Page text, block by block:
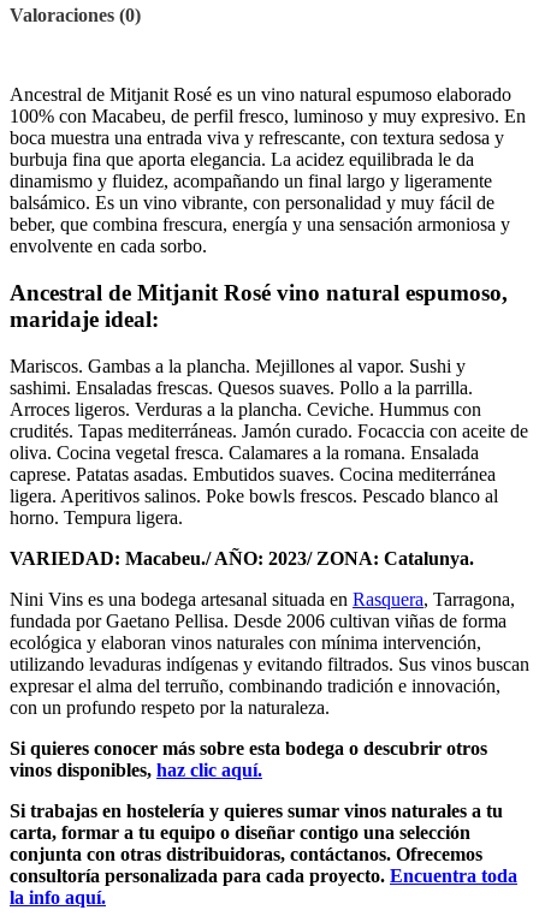
Valoraciones (0)
Ancestral de Mitjanit Rosé es un vino natural espumoso elaborado
100% con Macabeu, de perfil fresco, luminoso y muy expresivo. En
boca muestra una entrada viva y refrescante, con textura sedosa y
burbuja fina que aporta elegancia. La acidez equilibrada le da
dinamismo y fluidez, acompañando un final largo y ligeramente
balsámico. Es un vino vibrante, con personalidad y muy fácil de
beber, que combina frescura, energía y una sensación armoniosa y
envolvente en cada sorbo.
Ancestral de Mitjanit Rosé vino natural espumoso,
maridaje ideal:
Mariscos. Gambas a la plancha. Mejillones al vapor. Sushi y
sashimi. Ensaladas frescas. Quesos suaves. Pollo a la parrilla.
Arroces ligeros. Verduras a la plancha. Ceviche. Hummus con
crudités. Tapas mediterráneas. Jamón curado. Focaccia con aceite de
oliva. Cocina vegetal fresca. Calamares a la romana. Ensalada
caprese. Patatas asadas. Embutidos suaves. Cocina mediterránea
ligera. Aperitivos salinos. Poke bowls frescos. Pescado blanco al
horno. Tempura ligera.
VARIEDAD: Macabeu./ AÑO: 2023/ ZONA: Catalunya.
Nini Vins es una bodega artesanal situada en Rasquera, Tarragona,
fundada por Gaetano Pellisa. Desde 2006 cultivan viñas de forma
ecológica y elaboran vinos naturales con mínima intervención,
utilizando levaduras indígenas y evitando filtrados. Sus vinos buscan
expresar el alma del terruño, combinando tradición e innovación,
con un profundo respeto por la naturaleza.
Si quieres conocer más sobre esta bodega o descubrir otros
vinos disponibles, haz clic aquí.
Si trabajas en hostelería y quieres sumar vinos naturales a tu
carta, formar a tu equipo o diseñar contigo una selección
conjunta con otras distribuidoras, contáctanos. Ofrecemos
consultoría personalizada para cada proyecto. Encuentra toda
la info aquí.